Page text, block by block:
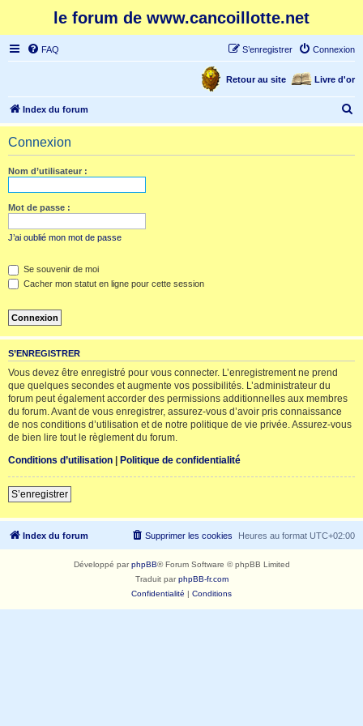
le forum de www.cancoillotte.net
FAQ Connexion
S’enregistrer
Livre d'or
Retour au site
Index du forum
e
Connexion
Nom d’utilisateur :
Mot de passe :
J’ai oublié mon mot de passe
Se souvenir de moi
Cacher mon statut en ligne pour cette session
S’ENREGISTRER
Vous devez être enregistré pour vous connecter. L’enregistrement ne prend
que quelques secondes et augmente vos possibilités. L’administrateur du
forum peut également accorder des permissions additionnelles aux membres
du forum. Avant de vous enregistrer, assurez-vous d’avoir pris connaissance
de nos conditions d’utilisation et de notre politique de vie privée. Assurez-vous
de bien lire tout le règlement du forum.
Conditions d’utilisation | Politique de confidentialité
S’enregistrer
Index du forum Heures au format UTC+02:00
Supprimer les cookies
Développé parphpBB® Forum Software © phpBB Limited
Traduit parphpBB-fr.com
Confidentialité | Conditions